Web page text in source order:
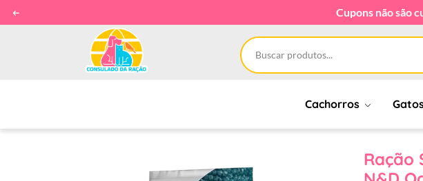
Cupons não são
Cachorros
Ração